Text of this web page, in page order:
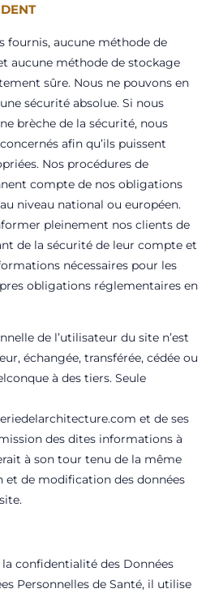
fournis, aucune méthode de
aucune méthode de stockage
sûre. Nous ne pouvons en
sécurité absolue. Si nous
brèche de la sécurité, nous
afin qu’ils puissent
Nos procédures de
compte de nos obligations
niveau national ou européen.
pleinement nos clients de
de la sécurité de leur compte et
nécessaires pour les
obligations réglementaires en
de l’utilisateur du site n’est
échangée, transférée, cédée ou
à des tiers. Seule
et de ses
des dites informations à
à son tour tenu de la même
de modification des données
confidentialité des Données
Personnelles de Santé, il utilise